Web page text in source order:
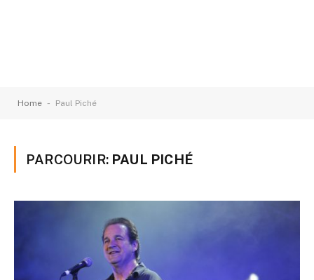
Home - Paul Piché
PARCOURIR: PAUL PICHÉ